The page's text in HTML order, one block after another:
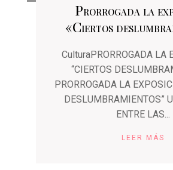
Prorrogada la
«Ciertos
CulturaPRORROGADA LA
“CIERTOS
PRORROGADA LA
DESLUMBRAMIENTOS”
ENTRE LAS...
LEER MÁS